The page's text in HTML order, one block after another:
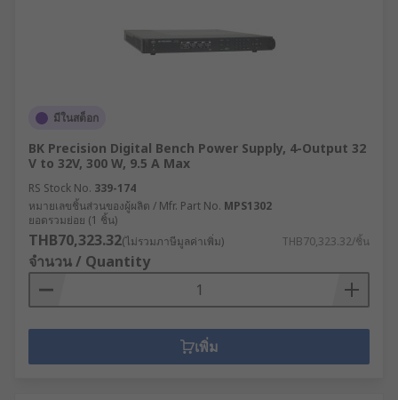
มีในสต็อก
BK Precision Digital Bench Power Supply, 4-Output 32
V to 32V, 300 W, 9.5 A Max
RS Stock No. 339-174
หมายเลขชิ้นส่วนของผู้ผลิต / Mfr. Part No. MPS1302
ยอดรวมย่อย (1 ชิ้น)
THB70,323.32(ไม่รวมภาษีมูลค่าเพิ่ม) THB70,323.32/ชิ้น
จำนวน / Quantity
เพิ่ม